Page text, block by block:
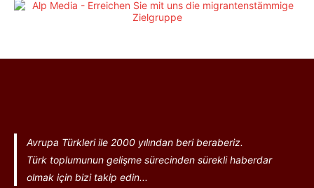
Avrupa Türkleri ile 2000 yılından beri beraberiz.
Türk toplumunun gelişme sürecinden sürekli haberdar
olmak için bizi takip edin...